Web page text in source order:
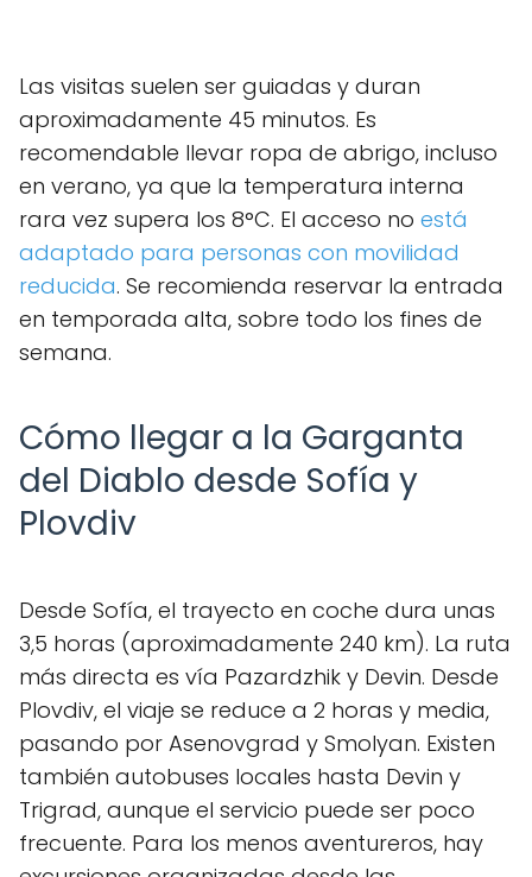
Las visitas suelen ser guiadas y duran
aproximadamente 45 minutos. Es
recomendable llevar ropa de abrigo, incluso
en verano, ya que la temperatura interna
rara vez supera los 8°C. El acceso no está
adaptado para personas con movilidad
reducida. Se recomienda reservar la entrada
en temporada alta, sobre todo los fines de
semana.
Cómo llegar a la Garganta
del Diablo desde Sofía y
Plovdiv
Desde Sofía, el trayecto en coche dura unas
3,5 horas (aproximadamente 240 km). La ruta
más directa es vía Pazardzhik y Devin. Desde
Plovdiv, el viaje se reduce a 2 horas y media,
pasando por Asenovgrad y Smolyan. Existen
también autobuses locales hasta Devin y
Trigrad, aunque el servicio puede ser poco
frecuente. Para los menos aventureros, hay